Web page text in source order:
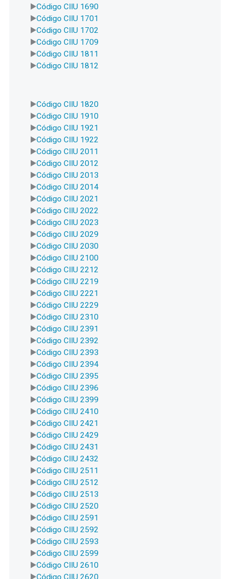
Código CIIU 1690
Código CIIU 1701
Código CIIU 1702
Código CIIU 1709
Código CIIU 1811
Código CIIU 1812
Código CIIU 1820
Código CIIU 1910
Código CIIU 1921
Código CIIU 1922
Código CIIU 2011
Código CIIU 2012
Código CIIU 2013
Código CIIU 2014
Código CIIU 2021
Código CIIU 2022
Código CIIU 2023
Código CIIU 2029
Código CIIU 2030
Código CIIU 2100
Código CIIU 2212
Código CIIU 2219
Código CIIU 2221
Código CIIU 2229
Código CIIU 2310
Código CIIU 2391
Código CIIU 2392
Código CIIU 2393
Código CIIU 2394
Código CIIU 2395
Código CIIU 2396
Código CIIU 2399
Código CIIU 2410
Código CIIU 2421
Código CIIU 2429
Código CIIU 2431
Código CIIU 2432
Código CIIU 2511
Código CIIU 2512
Código CIIU 2513
Código CIIU 2520
Código CIIU 2591
Código CIIU 2592
Código CIIU 2593
Código CIIU 2599
Código CIIU 2610
Código CIIU 2620